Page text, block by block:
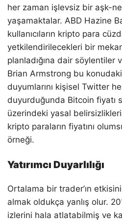
her zaman işlevsiz bir aşk-
yaşamaktalar. ABD Hazine
kullanıcıların kripto para
yetkilendirilecekleri bir
planladığına dair söylentiler
Brian Armstrong bu
duyumlarını kişisel Twitter
duyurduğunda Bitcoin fiyatı
üzerindeki yasal
kripto paraların fiyatını
örneği.
Yatırımcı Duyarlılığı
Ortalama bir trader’ın
almak oldukça yanlış olur.
izlerini hala atlatabilmiş ve